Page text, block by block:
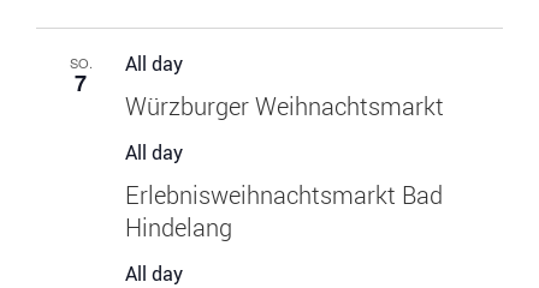
SO.
7
All day
Würzburger Weihnachtsmarkt
All day
Erlebnisweihnachtsmarkt Bad
Hindelang
All day